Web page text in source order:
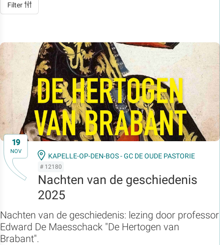
Filter
19
NOV
KAPELLE-OP-DEN-BOS - GC DE OUDE PASTORIE
# 12180
Nachten van de geschiedenis
2025
Nachten van de geschiedenis: lezing door professor
Edward De Maesschack "De Hertogen van
Brabant".